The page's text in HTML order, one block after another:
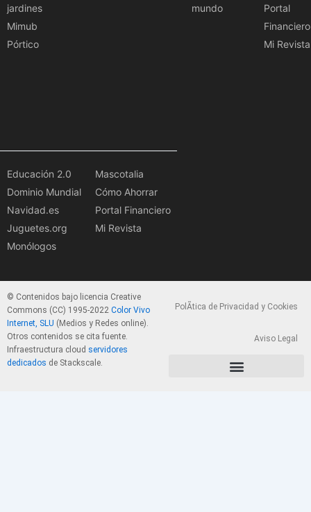
jardines
Mimub
Pórtico
mundo
Portal
Financiero
Mi Revista
Educación 2.0
Dominio Mundial
Navidad.es
Juguetes.org
Monólogos
Mascotalia
Cómo Ahorrar
Portal Financiero
Mi Revista
© Contenidos bajo licencia Creative
Commons (CC) 1995-2022 Color Vivo
Internet, SLU (Medios y Redes online).
Otros contenidos se cita fuente.
Infraestructura cloud servidores
dedicados de Stackscale.
PolÃ­tica de Privacidad y Cookies
Aviso Legal